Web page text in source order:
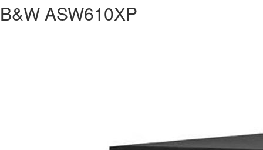
B&W ASW610XP